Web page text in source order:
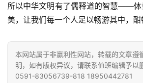
所以中华文明有了儒释道的智慧——体
美，让我们每一个人足以畅游其中，酣
本网站属于非赢利性网站，转载的文章遵
明，如有版权异议，请联系值班编辑予以
0591-83056739-818 18950442781